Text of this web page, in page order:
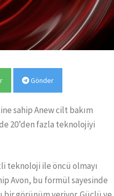
Gönder
sahip Anew cilt bakım
20’den fazla teknolojiyi
teknoloji ile öncü olmayı
Avon, bu formül sayesinde